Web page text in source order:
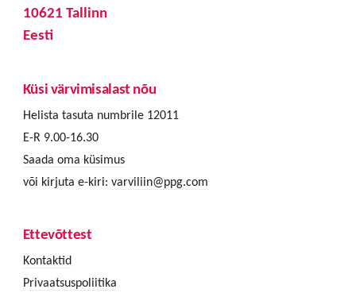
10621 Tallinn
Eesti
Küsi värvimisalast nõu
Helista tasuta numbrile 12011
E-R 9.00-16.30
Saada oma küsimus
või kirjuta e-kiri: varviliin@ppg.com
Ettevõttest
Kontaktid
Privaatsuspoliitika